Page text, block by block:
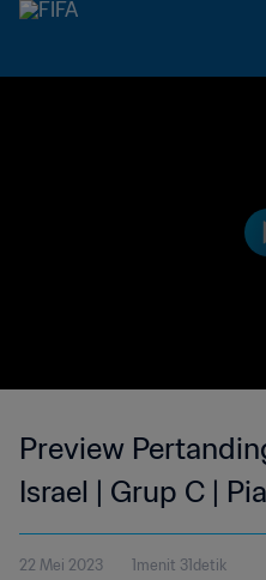
Preview
Israel | Grup C |
FIFA 2023
22 Mei 2023 1menit 31detik